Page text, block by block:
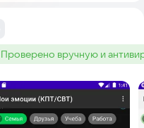
:Проверено вручную и